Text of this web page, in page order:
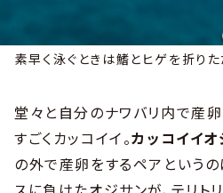
素早く泳ぐときは鰭とヒゲを折りた
堂々と自分のナワバリ内で産
すごくカッコイイ。カッコイイオ
の外で産卵をするペアというの